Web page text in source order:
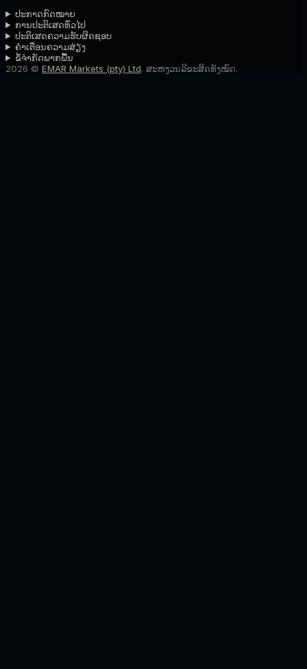
ປະກາດກົດໝາຍ
ການປະຕິເສດທົ່ວໄປ
ປະຕິເສດຄວາມຮັບຜິດຊອບ
ຄຳເຕືອນຄວາມສ່ຽງ
ຂໍ້ຈໍາກັດພາກພື້ນ
2026 © EMAR Markets (pty) Ltd. ສະຫງວນລິຂະສິດທັງໝົດ.